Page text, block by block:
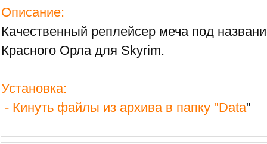
Описание:
Качественный реплейсер меча под
Красного Орла для Skyrim.
Установка:
- Кинуть файлы из архива в папку "Data"